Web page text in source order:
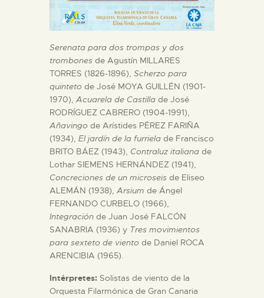
EL MUSEO
COLECCIONES
DIDÁCTICA
ESPAÑOL
Serenata para dos trompas y dos
trombones de Agustín MILLARES
TORRES (1826-1896), Scherzo para
quinteto de José MOYA GUILLÉN (1901-
1970), Acuarela de Castilla de José
RODRÍGUEZ CABRERO (1904-1991),
Añavingo de Arístides PÉREZ FARIÑA
(1934), El jardín de la furriela de Francisco
BRITO BÁEZ (1943), Contraluz italiana de
Lothar SIEMENS HERNÁNDEZ (1941),
Concreciones de un microseis de Eliseo
ALEMÁN (1938), Arsium de Ángel
FERNANDO CURBELO (1966),
Integración de Juan José FALCÓN
SANABRIA (1936) y Tres movimientos
para sexteto de viento de Daniel ROCA
ARENCIBIA (1965).
Intérpretes: Solistas de viento de la
Orquesta Filarmónica de Gran Canaria